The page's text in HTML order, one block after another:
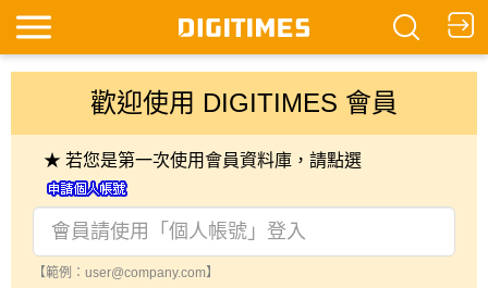
歡迎使用 DIGITIMES 會員
★ 若您是第一次使用會員資料庫，請點選
【範例：user@company.com】